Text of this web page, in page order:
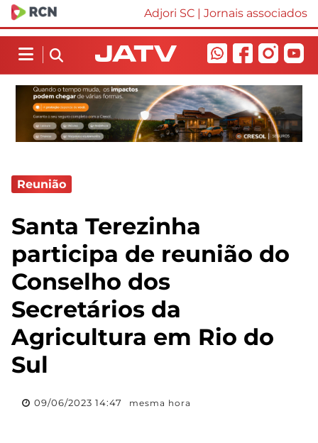
Adjori SC | Jornais associados
Reunião
Santa Terezinha
participa de reunião do
Conselho dos
Secretários da
Agricultura em Rio do
Sul
09/06/2023 14:47 mesma hora